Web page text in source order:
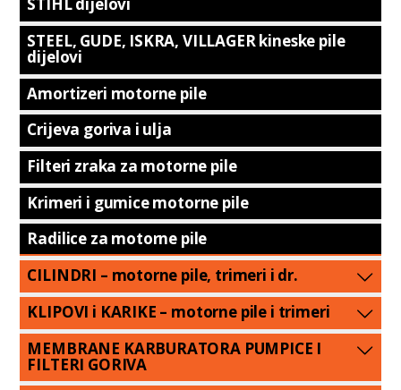
STIHL dijelovi
STEEL, GUDE, ISKRA, VILLAGER kineske pile
dijelovi
Amortizeri motorne pile
Crijeva goriva i ulja
Filteri zraka za motorne pile
Krimeri i gumice motorne pile
Radilice za motorne pile
CILINDRI – motorne pile, trimeri i dr.
KLIPOVI i KARIKE – motorne pile i trimeri
MEMBRANE KARBURATORA PUMPICE I
FILTERI GORIVA